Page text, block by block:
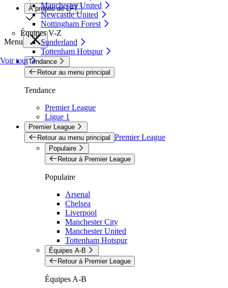
Manchester United
Newcastle United
Nottingham Forest
Équipes V-Z
Sunderland
Tottenham Hotspur
Voir tout
À propos de LFT
Menu
Tendance
Retour au menu principal
Tendance
Premier League
Ligue 1
Premier League
Retour au menu principal Premier League
Populaire
Retour à Premier League
Populaire
Arsenal
Chelsea
Liverpool
Manchester City
Manchester United
Tottenham Hotspur
Équipes A-B
Retour à Premier League
Équipes A-B